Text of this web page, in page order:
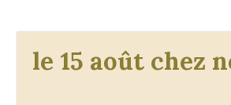
le 15 août chez